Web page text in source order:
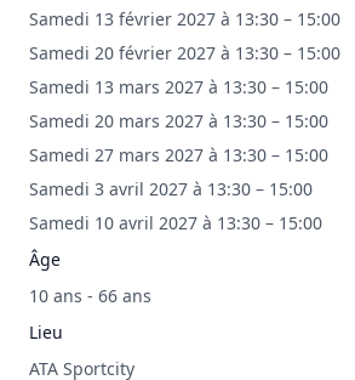
Samedi 13 février 2027 à 13:30 – 15:00
Samedi 20 février 2027 à 13:30 – 15:00
Samedi 13 mars 2027 à 13:30 – 15:00
Samedi 20 mars 2027 à 13:30 – 15:00
Samedi 27 mars 2027 à 13:30 – 15:00
Samedi 3 avril 2027 à 13:30 – 15:00
Samedi 10 avril 2027 à 13:30 – 15:00
Âge
10 ans - 66 ans
Lieu
ATA Sportcity